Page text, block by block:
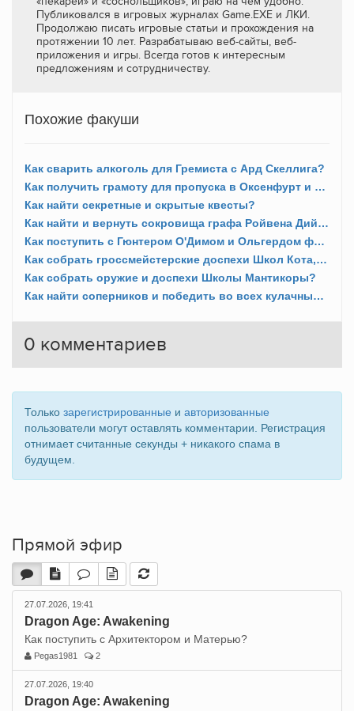
Публиковался в игровых журналах Game.EXE и ЛКИ.
Продолжаю писать игровые статьи и прохождения на
протяжении 10 лет. Разрабатываю веб-сайты, веб-
приложения и игры. Всегда готов к интересным
предложениям и сотрудничеству.
Похожие факуши
Как сварить алкоголь для Гремиста с Ард Скеллига?
Как получить грамоту для пропуска в Оксенфурт и Новиград?
Как найти секретные и скрытые квесты?
Как найти и вернуть сокровища графа Ройвена Дийкстре?
Как поступить с Гюнтером О'Димом и Ольгердом фон Эвереком в концовке дополнения «Каменные сердца»?
Как собрать гроссмейстерские доспехи Школ Кота, Грифона, Медведя и Волка?
Как собрать оружие и доспехи Школы Мантикоры?
Как найти соперников и победить во всех кулачных боях?
0 комментариев
Только зарегистрированные и авторизованные
пользователи могут оставлять комментарии. Регистрация
отнимает считанные секунды + никакого спама в
будущем.
Прямой эфир
27.07.2026, 19:41
Dragon Age: Awakening
Как поступить с Архитектором и Матерью?
Pegas1981 2
27.07.2026, 19:40
Dragon Age: Awakening